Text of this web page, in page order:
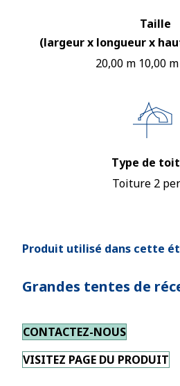
Taille
(largeur x longueur x
20,00 m 10,00
Type de
Toiture 2
Produit utilisé dans cette
Grandes tentes de
CONTACTEZ-NOUS
VISITEZ PAGE DU PRODUIT